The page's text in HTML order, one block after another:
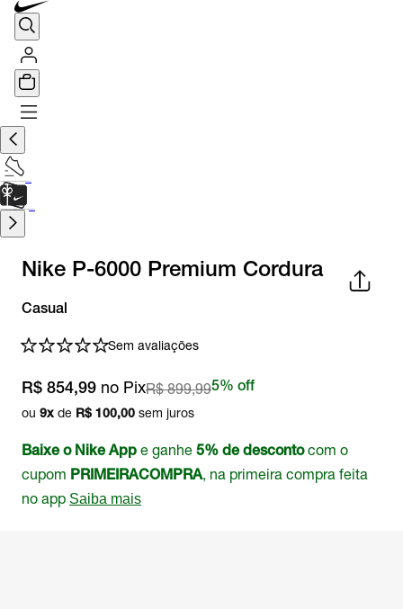
Nike P-6000 Premium Cordura
Casual
Sem avaliações
R$ 854,99 no PixR$ 899,995% off
ou 9x de R$ 100,00 sem juros
Baixe o Nike App e ganhe 5% de descontocom o
cupom PRIMEIRACOMPRA, na primeira compra feita
no app Saiba mais